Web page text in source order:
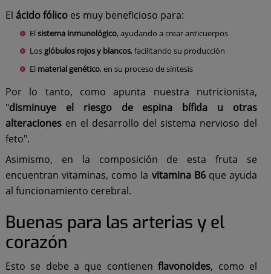
El ácido fólicoes muy beneficioso para:
El sistema inmunológico, ayudando a crear anticuerpos
Los glóbulos rojos y blancos, facilitando su producción
El material genético, en su proceso de síntesis
Por lo tanto, como apunta nuestra nutricionista,
"disminuye el riesgo de espina bífida u otras
alteracionesen el desarrollo del sistema nervioso del
feto".
Asimismo, en la composición de esta fruta se
encuentran vitaminas, como la vitamina B6 que ayuda
al funcionamiento cerebral.
Buenas para las arterias y el
corazón
Esto se debe a que contienenflavonoides, como el